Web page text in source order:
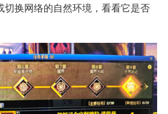
切换网络的自然环境，看看它是否